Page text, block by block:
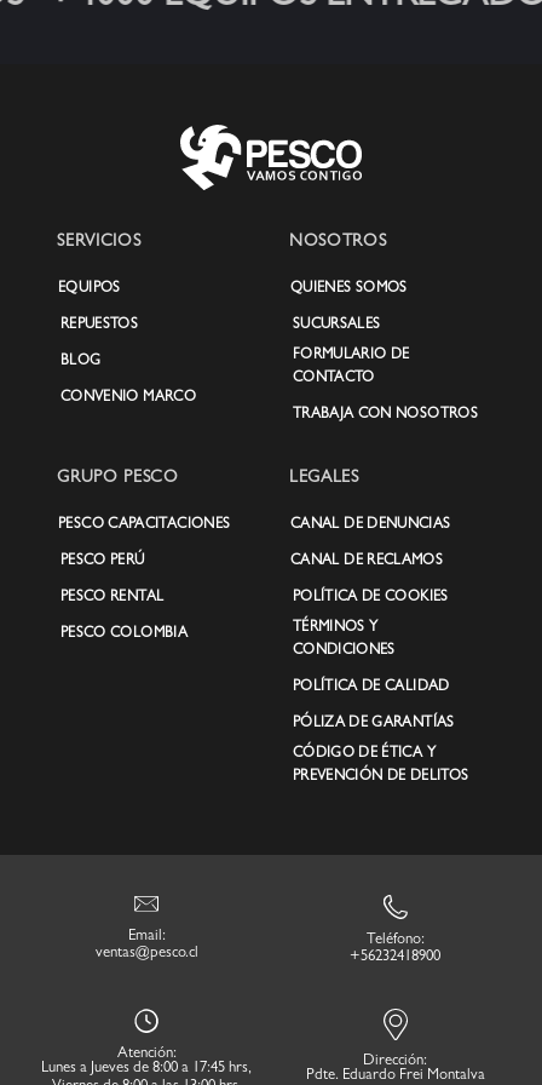
SERVICIOS
EQUIPOS
REPUESTOS
BLOG
CONVENIO MARCO
NOSOTROS
QUIENES SOMOS
SUCURSALES
FORMULARIO DE
CONTACTO
TRABAJA CON NOSOTROS
GRUPO PESCO
PESCO CAPACITACIONES
PESCO PERÚ
PESCO RENTAL
PESCO COLOMBIA
LEGALES
CANAL DE DENUNCIAS
CANAL DE RECLAMOS
POLÍTICA DE COOKIES
TÉRMINOS Y
CONDICIONES
POLÍTICA DE CALIDAD
PÓLIZA DE GARANTÍAS
CÓDIGO DE ÉTICA Y
PREVENCIÓN DE DELITOS
Email:
ventas@pesco.cl
Teléfono:
+56232418900
Atención:
Lunes a Jueves de 8:00 a 17:45 hrs,
Dirección:
Pdte. Eduardo Frei Montalva